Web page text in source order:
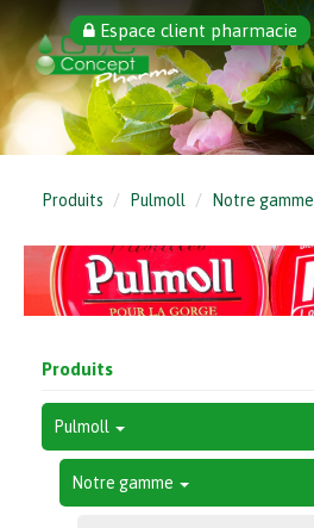
contenu
principal
Espace client pharmacie
Produits Pulmoll Notre gamme
Produits
Pulmoll
Notre gamme